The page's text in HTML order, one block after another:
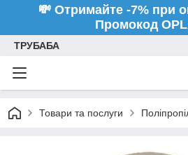
💸 Отримайте -7% при
Промокод
ТРУБАБА
Товари та послуги